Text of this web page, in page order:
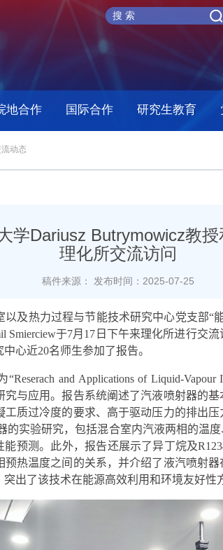
地合作 国际合作 研究生教育
动态
学Dariusz Butrymowicz教
理化所交流访问
稿件来源： 发布时间：2025-07-25
及热力过程与节能技术研究中心党支部“
Smierciew于7月 17 日下午来理化所进行交
中心近20名师生参加了报告。
“Reserach and Applications of Liquid-Vapour
与应用。报告系统阐述了汽液喷射器的
质过冷度的要求、高于驱动压力的排出压
的实验研究，包括混合室内汽液两相的温
能预测。此外，报告还展示了异丁烷及
热温度之间的关系，并介绍了液汽喷射
出了该技术在能源高效利用和环境友好性